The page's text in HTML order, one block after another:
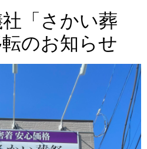
「さかい葬
のお知らせ